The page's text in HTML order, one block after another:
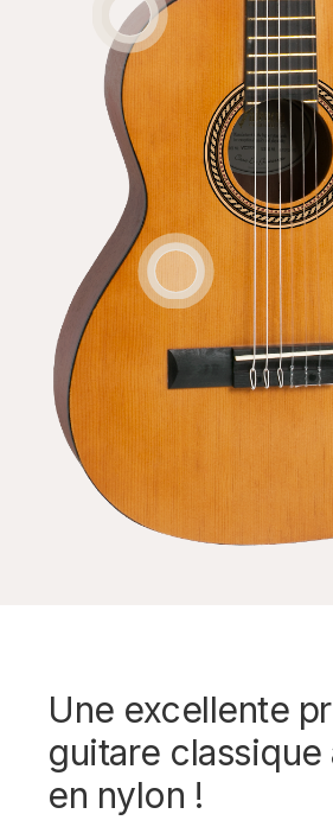
Une excellente
guitare
en nylon !